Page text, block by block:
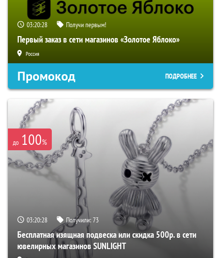
03:20:27 Получи первым!
Первый заказ в сети магазинов «Золотое Яблоко»
Россия
Промокод ПОДРОБНЕЕ
до 100%
03:20:27 Получили:73
Бесплатная изящная подвеска или скидка 500р. в сети
ювелирных магазинов SUNLIGHT